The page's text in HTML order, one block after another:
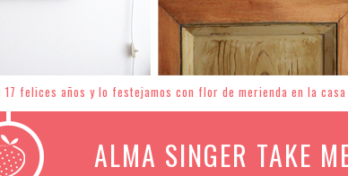
felices años y lo festejamos con flor de merienda en la
ALMA SINGER TAKE